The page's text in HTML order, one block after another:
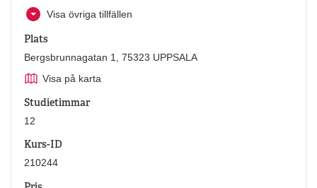
Visa övriga tillfällen
Plats
Bergsbrunnagatan 1, 75323 UPPSALA
Visa på karta
Studietimmar
12
Kurs-ID
210244